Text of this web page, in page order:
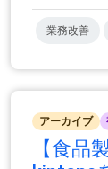
業務改善
アーカイブ
【食品